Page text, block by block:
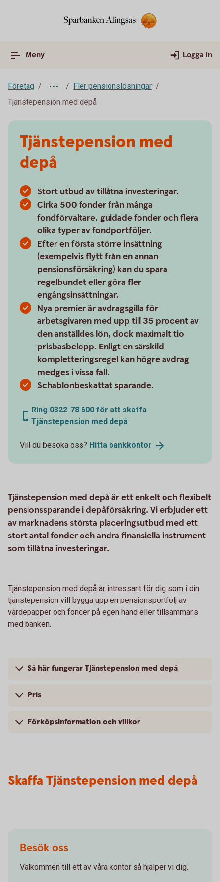
Meny Logga in
Företag
Fler pensionslösningar
Tjänstepension med depå
Tjänstepension med
depå
Stort utbud av tillåtna investeringar.
Cirka 500 fonder från många
fondförvaltare, guidade fonder och flera
olika typer av fondportföljer.
Efter en första större insättning
(exempelvis flytt från en annan
pensionsförsäkring) kan du spara
regelbundet eller göra fler
engångsinsättningar.
Nya premier är avdragsgilla för
arbetsgivaren med upp till 35 procent av
den anställdes lön, dock maximalt tio
prisbasbelopp. Enligt en särskild
kompletteringsregel kan högre avdrag
medges i vissa fall.
Schablonbeskattat sparande.
Ring 0322-78 600 för att skaffa
Tjänstepension med depå
Vill du besöka oss? Hitta bankkontor
Tjänstepension med depå är ett enkelt och flexibelt
pensionssparande i depåförsäkring. Vi erbjuder ett
av marknadens största placeringsutbud med ett
stort antal fonder och andra finansiella instrument
som tillåtna investeringar.
Tjänstepension med depå är intressant för dig som i din
tjänstepension vill bygga upp en pensionsportfölj av
värdepapper och fonder på egen hand eller tillsammans
med banken.
Så här fungerar Tjänstepension med depå
Pris
Förköpsinformation och villkor
Skaffa Tjänstepension med depå
Besök oss
Välkommen till ett av våra kontor så hjälper vi dig.